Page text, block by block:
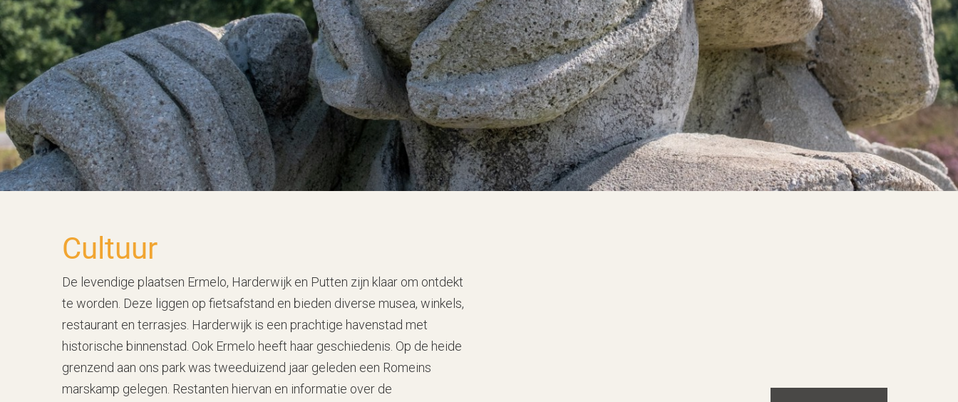
Cultuur
De levendige plaatsen Ermelo, Harderwijk en Putten zijn klaar om ontdekt
te worden. Deze liggen op fietsafstand en bieden diverse musea, winkels,
restaurant en terrasjes. Harderwijk is een prachtige havenstad met
historische binnenstad. Ook Ermelo heeft haar geschiedenis. Op de heide
grenzend aan ons park was tweeduizend jaar geleden een Romeins
marskamp gelegen. Restanten hiervan en informatie over de